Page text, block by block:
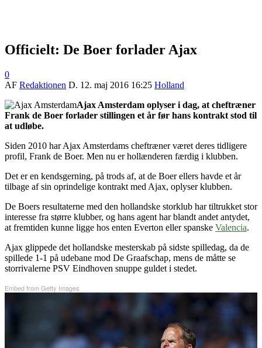
Officielt: De Boer forlader Ajax
0
AF Redaktionen D. 12. maj 2016 16:25 Holland
Ajax Amsterdam oplyser i dag, at cheftræner
Frank de Boer forlader stillingen et år før hans kontrakt stod til
at udløbe.
Siden 2010 har Ajax Amsterdams cheftræner været deres tidligere
profil, Frank de Boer. Men nu er hollænderen færdig i klubben.
Det er en kendsgerning, på trods af, at de Boer ellers havde et år
tilbage af sin oprindelige kontrakt med Ajax, oplyser klubben.
De Boers resultaterne med den hollandske storklub har tiltrukket stor
interesse fra større klubber, og hans agent har blandt andet antydet,
at fremtiden kunne ligge hos enten Everton eller spanske Valencia.
Ajax glippede det hollandske mesterskab på sidste spilledag, da de
spillede 1-1 på udebane mod De Graafschap, mens de måtte se
storrivalerne PSV Eindhoven snuppe guldet i stedet.
Embed from Getty Images